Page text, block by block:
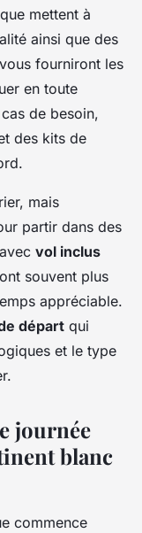
mettent à
ainsi que des
fourniront les
en toute
de besoin,
des kits de
mais
partir dans des
vol inclus
souvent plus
appréciable.
départ qui
et le type
journée
blanc
commence